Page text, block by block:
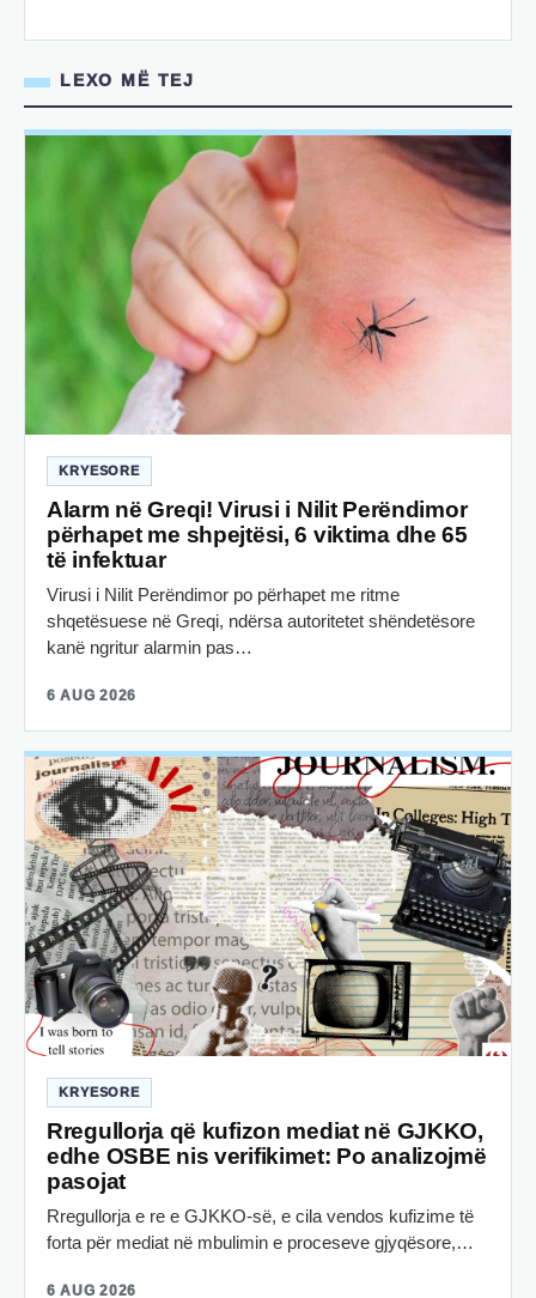
LEXO MË TEJ
KRYESORE
Alarm në Greqi! Virusi i Nilit Perëndimor
përhapet me shpejtësi, 6 viktima dhe 65
të infektuar
Virusi i Nilit Perëndimor po përhapet me ritme
shqetësuese në Greqi, ndërsa autoritetet shëndetësore
kanë ngritur alarmin pas…
6 AUG 2026
KRYESORE
Rregullorja që kufizon mediat në GJKKO,
edhe OSBE nis verifikimet: Po analizojmë
pasojat
Rregullorja e re e GJKKO-së, e cila vendos kufizime të
forta për mediat në mbulimin e proceseve gjyqësore,…
6 AUG 2026